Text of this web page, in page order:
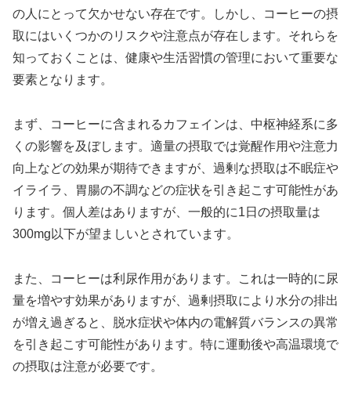
の人にとって欠かせない存在です。しかし、コーヒーの摂
取にはいくつかのリスクや注意点が存在します。それらを
知っておくことは、健康や生活習慣の管理において重要な
要素となります。
まず、コーヒーに含まれるカフェインは、中枢神経系に多
くの影響を及ぼします。適量の摂取では覚醒作用や注意力
向上などの効果が期待できますが、過剰な摂取は不眠症や
イライラ、胃腸の不調などの症状を引き起こす可能性があ
ります。個人差はありますが、一般的に1日の摂取量は
300mg以下が望ましいとされています。
また、コーヒーは利尿作用があります。これは一時的に尿
量を増やす効果がありますが、過剰摂取により水分の排出
が増え過ぎると、脱水症状や体内の電解質バランスの異常
を引き起こす可能性があります。特に運動後や高温環境で
の摂取は注意が必要です。